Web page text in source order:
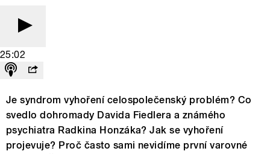
25:02
Je syndrom vyhoření celospolečenský problém? Co
svedlo dohromady Davida Fiedlera a známého
psychiatra Radkina Honzáka? Jak se vyhoření
projevuje? Proč často sami nevidíme první varovné